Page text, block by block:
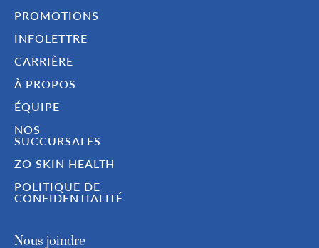
PROMOTIONS
INFOLETTRE
CARRIÈRE
À PROPOS
ÉQUIPE
NOS
SUCCURSALES
ZO SKIN HEALTH
POLITIQUE DE
CONFIDENTIALITÉ
Nous joindre